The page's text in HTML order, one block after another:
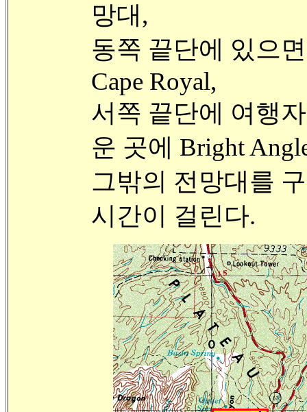
망대,
동쪽 끝단에 있으
Cape Royal,
서쪽 끝단에 여행
운 곳에 Bright
그밖의 전망대를
시간이 걸린다.